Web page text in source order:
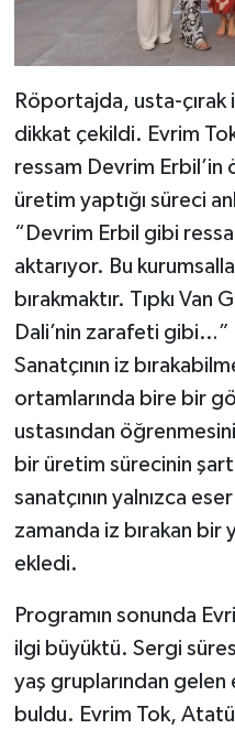
Röportajda, usta-çırak
dikkat çekildi. Evrim
ressam Devrim
üretim yaptığı süreci
“Devrim Erbil gibi
aktarıyor. Bu
bırakmaktır. Tıpkı Van
Dali’nin zarafeti gibi…”
Sanatçının iz
ortamlarında bire bir
ustasından
bir üretim sürecinin
sanatçının yalnızca
zamanda iz bırakan
ekledi.
Programın sonunda
ilgi büyüktü. Sergi
yaş gruplarından gelen
buldu. Evrim Tok,